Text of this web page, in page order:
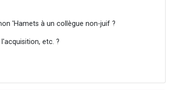
'Hamets à un collègue non-juif ?
etc. ?